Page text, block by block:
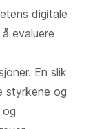
digitale
evaluere
En slik
styrkene og